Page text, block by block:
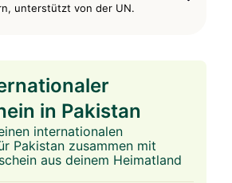
unterstützt von der UN.
in Pakistan
internationalen
Pakistan zusammen mit
aus deinem Heimatland